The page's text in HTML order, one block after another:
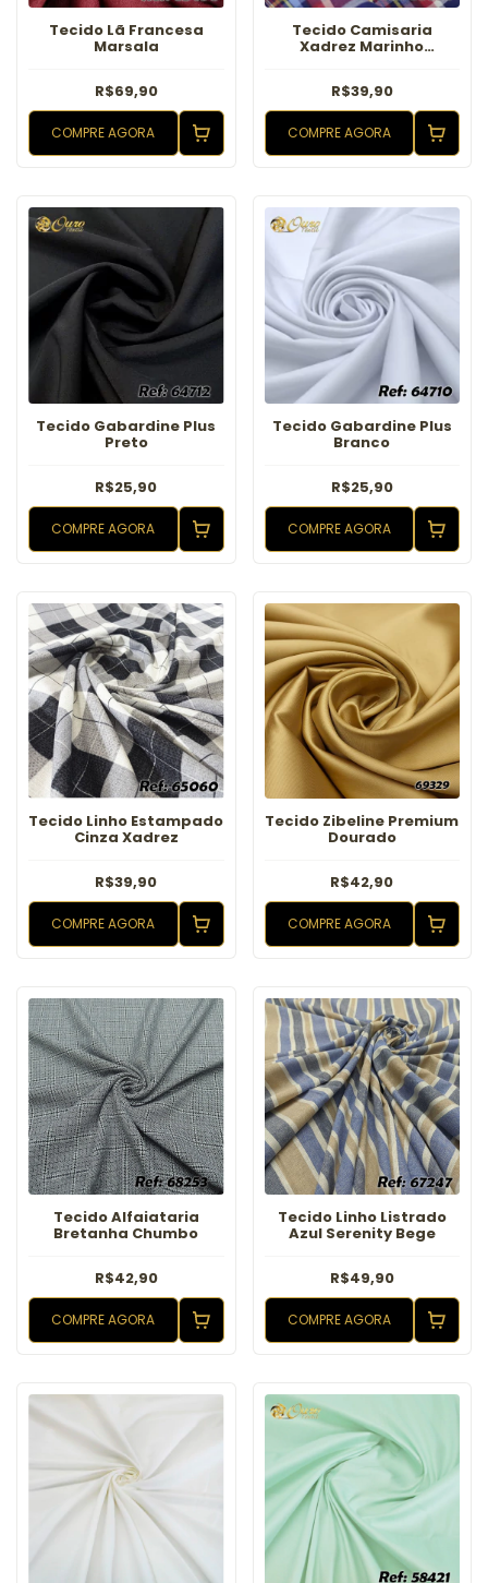
Tecido Lã Francesa
Marsala
R$69,90
COMPRE AGORA
Tecido Camisaria
Xadrez Marinho
R$39,90
COMPRE AGORA
Tecido Gabardine Plus
Preto
R$25,90
COMPRE AGORA
Tecido Gabardine Plus
Branco
R$25,90
COMPRE AGORA
Tecido Linho Estampado
Cinza Xadrez
R$39,90
COMPRE AGORA
Tecido Zibeline Premium
Dourado
R$42,90
COMPRE AGORA
Tecido Alfaiataria
Bretanha Chumbo
R$42,90
COMPRE AGORA
Tecido Linho Listrado
Azul Serenity Bege
R$49,90
COMPRE AGORA